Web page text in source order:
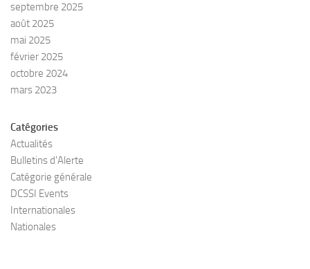
septembre 2025
août 2025
mai 2025
février 2025
octobre 2024
mars 2023
Catégories
Actualités
Bulletins d'Alerte
Catégorie générale
DCSSI Events
Internationales
Nationales